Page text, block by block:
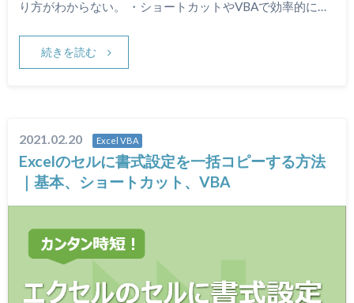
り方がわからない。 ・ショートカットやVBAで効率的に…
続きを読む
2021.02.20 Excel VBA
Excelのセルに書式設定を一括コピーする方法
｜基本、ショートカット、VBA